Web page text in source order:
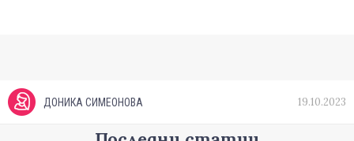
ДОНИКА СИМЕОНОВА 19.10.2023